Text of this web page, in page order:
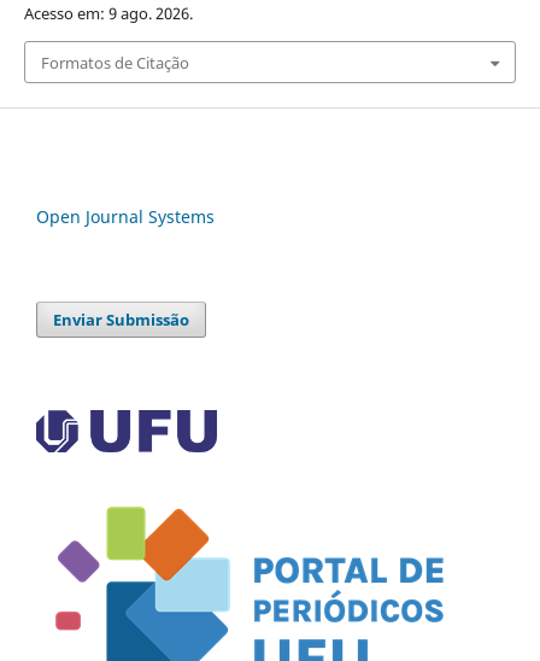
Acesso em: 9 ago. 2026.
Formatos de Citação
Open Journal Systems
Enviar Submissão